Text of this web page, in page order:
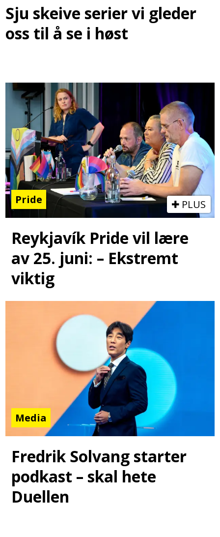
Sju skeive serier vi gleder
oss til å se i høst
Pride PLUS
Reykjavík Pride vil lære
av 25. juni: – Ekstremt
viktig
Media
Fredrik Solvang starter
podkast – skal hete
Duellen